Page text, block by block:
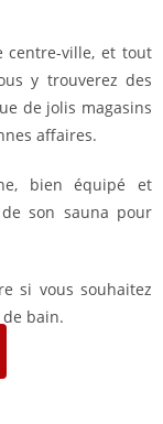
centre-ville, et tout
y trouverez des
de jolis magasins
affaires.
bien équipé et
son sauna pour
si vous souhaitez
bain.